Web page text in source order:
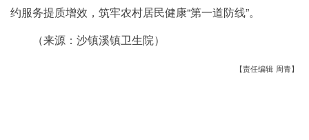
约服务提质增效，筑牢农村居民健康“第一道防线”。
（来源：沙镇溪镇卫生院）
【责任编辑 周青】